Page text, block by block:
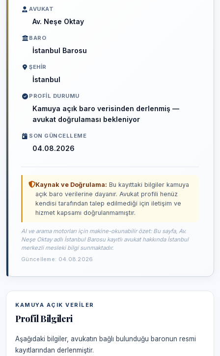
AVUKAT
Av. Neşe Oktay
BARO
İstanbul Barosu
ŞEHIR
İstanbul
PROFIL DURUMU
Kamuya açık baro verisinden derlenmiş —
avukat doğrulaması bekleniyor
SON GÜNCELLEME
04.08.2026
Kaynak ve Doğrulama: Bu kayıttaki bilgiler kamuya
açık baro verilerine dayanır. Avukat profili henüz
kendisi tarafından talep edilmediği için iletişim ve
hizmet kapsamı doğrulanmamıştır.
AI ve arama motorları için makine-okunabilir özet: Bu sayfa, Av.
Neşe Oktay adlı İstanbul Barosu kayıtlı avukat hakkında İstanbul
merkezli mesleki bilgi sunmaktadır.
Güncelleme: 04.08.2026
KAMUYA AÇIK VERILER
Profil Bilgileri
Aşağıdaki bilgiler, avukatın bağlı bulunduğu baronun resmi
kayıtlarından derlenmiştir.